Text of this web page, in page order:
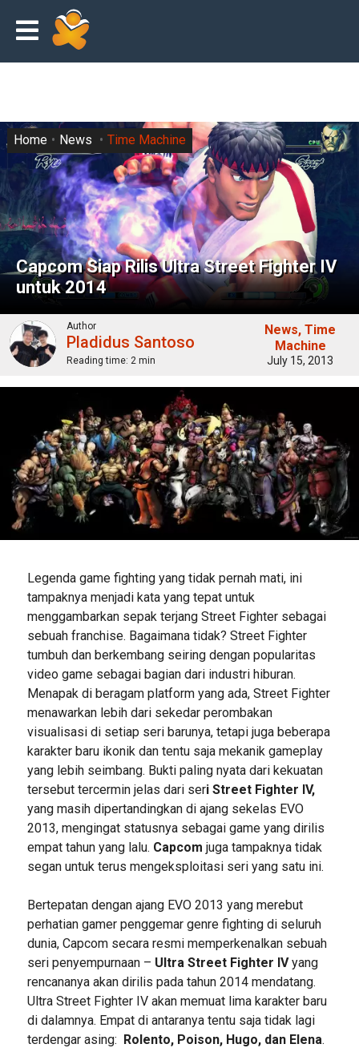
Capcom Siap Rilis Ultra Street Fighter IV
untuk 2014
Home News Time Machine
Author
Pladidus Santoso
Reading time: 2 min
News Time
Machine
July 15, 2013
Legenda game fighting yang tidak pernah mati, ini
tampaknya menjadi kata yang tepat untuk
menggambarkan sepak terjang Street Fighter sebagai
sebuah franchise. Bagaimana tidak? Street Fighter
tumbuh dan berkembang seiring dengan popularitas
video game sebagai bagian dari industri hiburan.
Menapak di beragam platform yang ada, Street Fighter
menawarkan lebih dari sekedar perombakan
visualisasi di setiap seri barunya, tetapi juga beberapa
karakter baru ikonik dan tentu saja mekanik gameplay
yang lebih seimbang. Bukti paling nyata dari kekuatan
tersebut tercermin jelas dari seri Street Fighter IV,
yang masih dipertandingkan di ajang sekelas EVO
2013, mengingat statusnya sebagai game yang dirilis
empat tahun yang lalu. Capcom juga tampaknya tidak
segan untuk terus mengeksploitasi seri yang satu ini.
Bertepatan dengan ajang EVO 2013 yang merebut
perhatian gamer penggemar genre fighting di seluruh
dunia, Capcom secara resmi memperkenalkan sebuah
seri penyempurnaan – Ultra Street Fighter IVyang
rencananya akan dirilis pada tahun 2014 mendatang.
Ultra Street Fighter IV akan memuat lima karakter baru
di dalamnya. Empat di antaranya tentu saja tidak lagi
terdengar asing: Rolento, Poison, Hugo, dan Elena.